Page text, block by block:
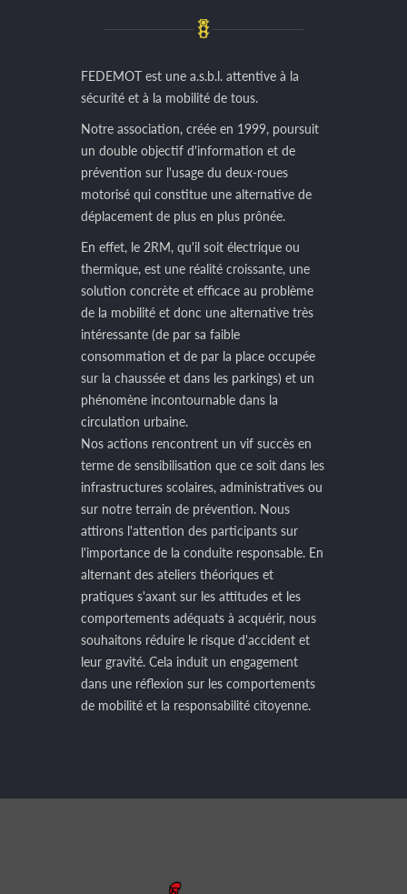
FEDEMOT est une a.s.b.l. attentive à la
sécurité et à la mobilité de tous.
Notre association, créée en 1999, poursuit
un double objectif d'information et de
prévention sur l'usage du deux-roues
motorisé qui constitue une alternative de
déplacement de plus en plus prônée.
En effet, le 2RM, qu'il soit électrique ou
thermique, est une réalité croissante, une
solution concrète et efficace au problème
de la mobilité et donc une alternative très
intéressante (de par sa faible
consommation et de par la place occupée
sur la chaussée et dans les parkings) et un
phénomène incontournable dans la
circulation urbaine.
Nos actions rencontrent un vif succès en
terme de sensibilisation que ce soit dans les
infrastructures scolaires, administratives ou
sur notre terrain de prévention. Nous
attirons l'attention des participants sur
l'importance de la conduite responsable. En
alternant des ateliers théoriques et
pratiques s'axant sur les attitudes et les
comportements adéquats à acquérir, nous
souhaitons réduire le risque d'accident et
leur gravité. Cela induit un engagement
dans une réflexion sur les comportements
de mobilité et la responsabilité citoyenne.